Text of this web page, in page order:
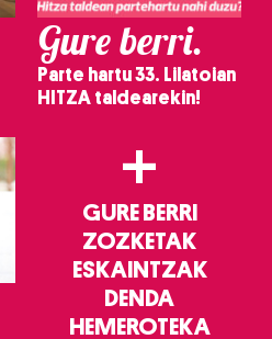
Gure berri.
Parte hartu 33. Lilatoian
HITZA taldearekin!
+
GURE BERRI
ZOZKETAK
ESKAINTZAK
DENDA
HEMEROTEKA